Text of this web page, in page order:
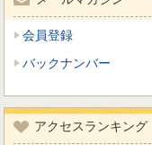
会員登録
バックナンバー
アクセスランキング